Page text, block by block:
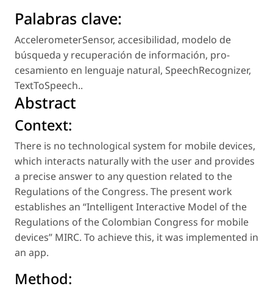
Palabras clave:
AccelerometerSensor, accesibilidad, modelo de
búsqueda y recuperación de información, pro-
cesamiento en lenguaje natural, SpeechRecognizer,
TextToSpeech..
Abstract
Context:
There is no technological system for mobile devices,
which interacts naturally with the user and provides
a precise answer to any question related to the
Regulations of the Congress. The present work
establishes an “Intelligent Interactive Model of the
Regulations of the Colombian Congress for mobile
devices” MIRC. To achieve this, it was implemented in
an app.
Method: